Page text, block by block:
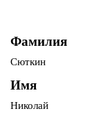
Фамилия
Сюткин
Имя
Николай